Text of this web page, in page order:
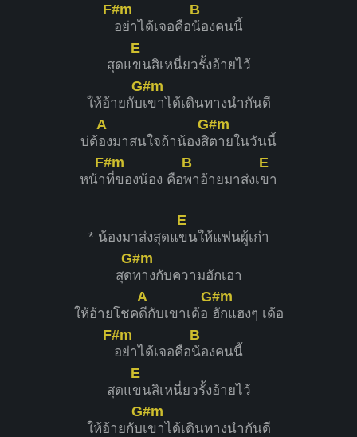
F#m
อย่าได้เจอคือ
B
น้องคนนี้
สุดแ
E
ขนสิเหนี่ยวรั้งอ้ายไว้
ให้อ้ายกับ
G#m
เขาได้เดินทางนำกันดี
บ่ต้
A
องมาสนใจถ้าน้องสิ
G#m
ตายในวันนี้
หน้า
F#m
ที่ของน้อง คือ
B
พาอ้ายมาส่งเ
E
ขา
* น้องมาส่งสุดแ
E
ขนให้แฟนผู้เก่า
สุด
G#m
ทางกับความฮักเฮา
ให้อ้ายโชค
A
ดีกับเขาเด้อ
G#m
ฮักแฮงๆ เด้อ
F#m
อย่าได้เจอคือ
B
น้องคนนี้
สุดแ
E
ขนสิเหนี่ยวรั้งอ้ายไว้
ให้อ้ายกับ
G#m
เขาได้เดินทางนำกันดี